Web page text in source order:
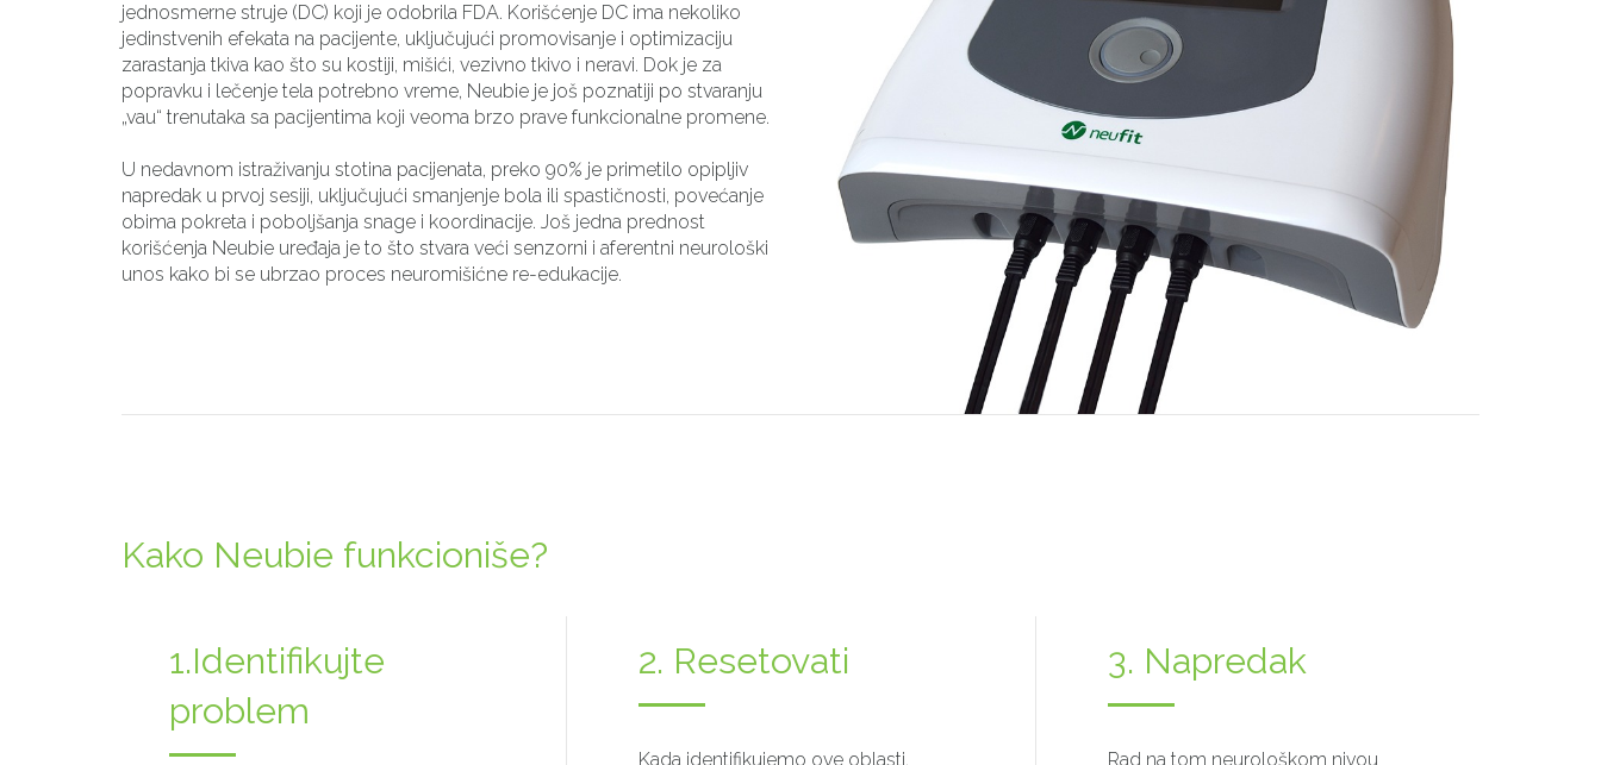
jednosmerne struje (DC) koji je odobrila FDA. Korišćenje DC ima nekoliko
jedinstvenih efekata na pacijente, uključujući promovisanje i optimizaciju
zarastanja tkiva kao što su kostiji, mišići, vezivno tkivo i neravi. Dok je za
popravku i lečenje tela potrebno vreme, Neubie je još poznatiji po stvaranju
„vau“ trenutaka sa pacijentima koji veoma brzo prave funkcionalne promene.
U nedavnom istraživanju stotina pacijenata, preko 90% je primetilo opipljiv
napredak u prvoj sesiji, uključujući smanjenje bola ili spastičnosti, povećanje
obima pokreta i poboljšanja snage i koordinacije. Još jedna prednost
korišćenja Neubie uređaja je to što stvara veći senzorni i aferentni neurološki
unos kako bi se ubrzao proces neuromišićne re-edukacije.
Kako Neubie funkcioniše?
1.Identifikujte
problem
2. Resetovati
Kada identifikujemo ove oblasti,
3. Napredak
Rad na tom neurološkom nivou